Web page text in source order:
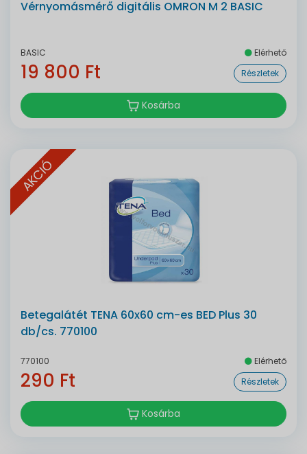
Vérnyomásmérő digitális OMRON M 2 BASIC
BASIC Elérhető
19 800 Ft Részletek
Kosárba
AKCIÓ
Betegalátét TENA 60x60 cm-es BED Plus 30
db/cs. 770100
770100 Elérhető
290 Ft Részletek
Kosárba